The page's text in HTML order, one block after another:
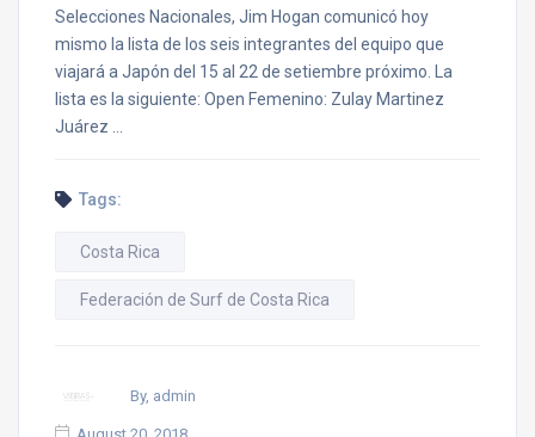
Selecciones Nacionales, Jim Hogan comunicó hoy
mismo la lista de los seis integrantes del equipo que
viajará a Japón del 15 al 22 de setiembre próximo. La
lista es la siguiente: Open Femenino: Zulay Martinez
Juárez …
Tags:
Costa Rica
Federación de Surf de Costa Rica
By, admin